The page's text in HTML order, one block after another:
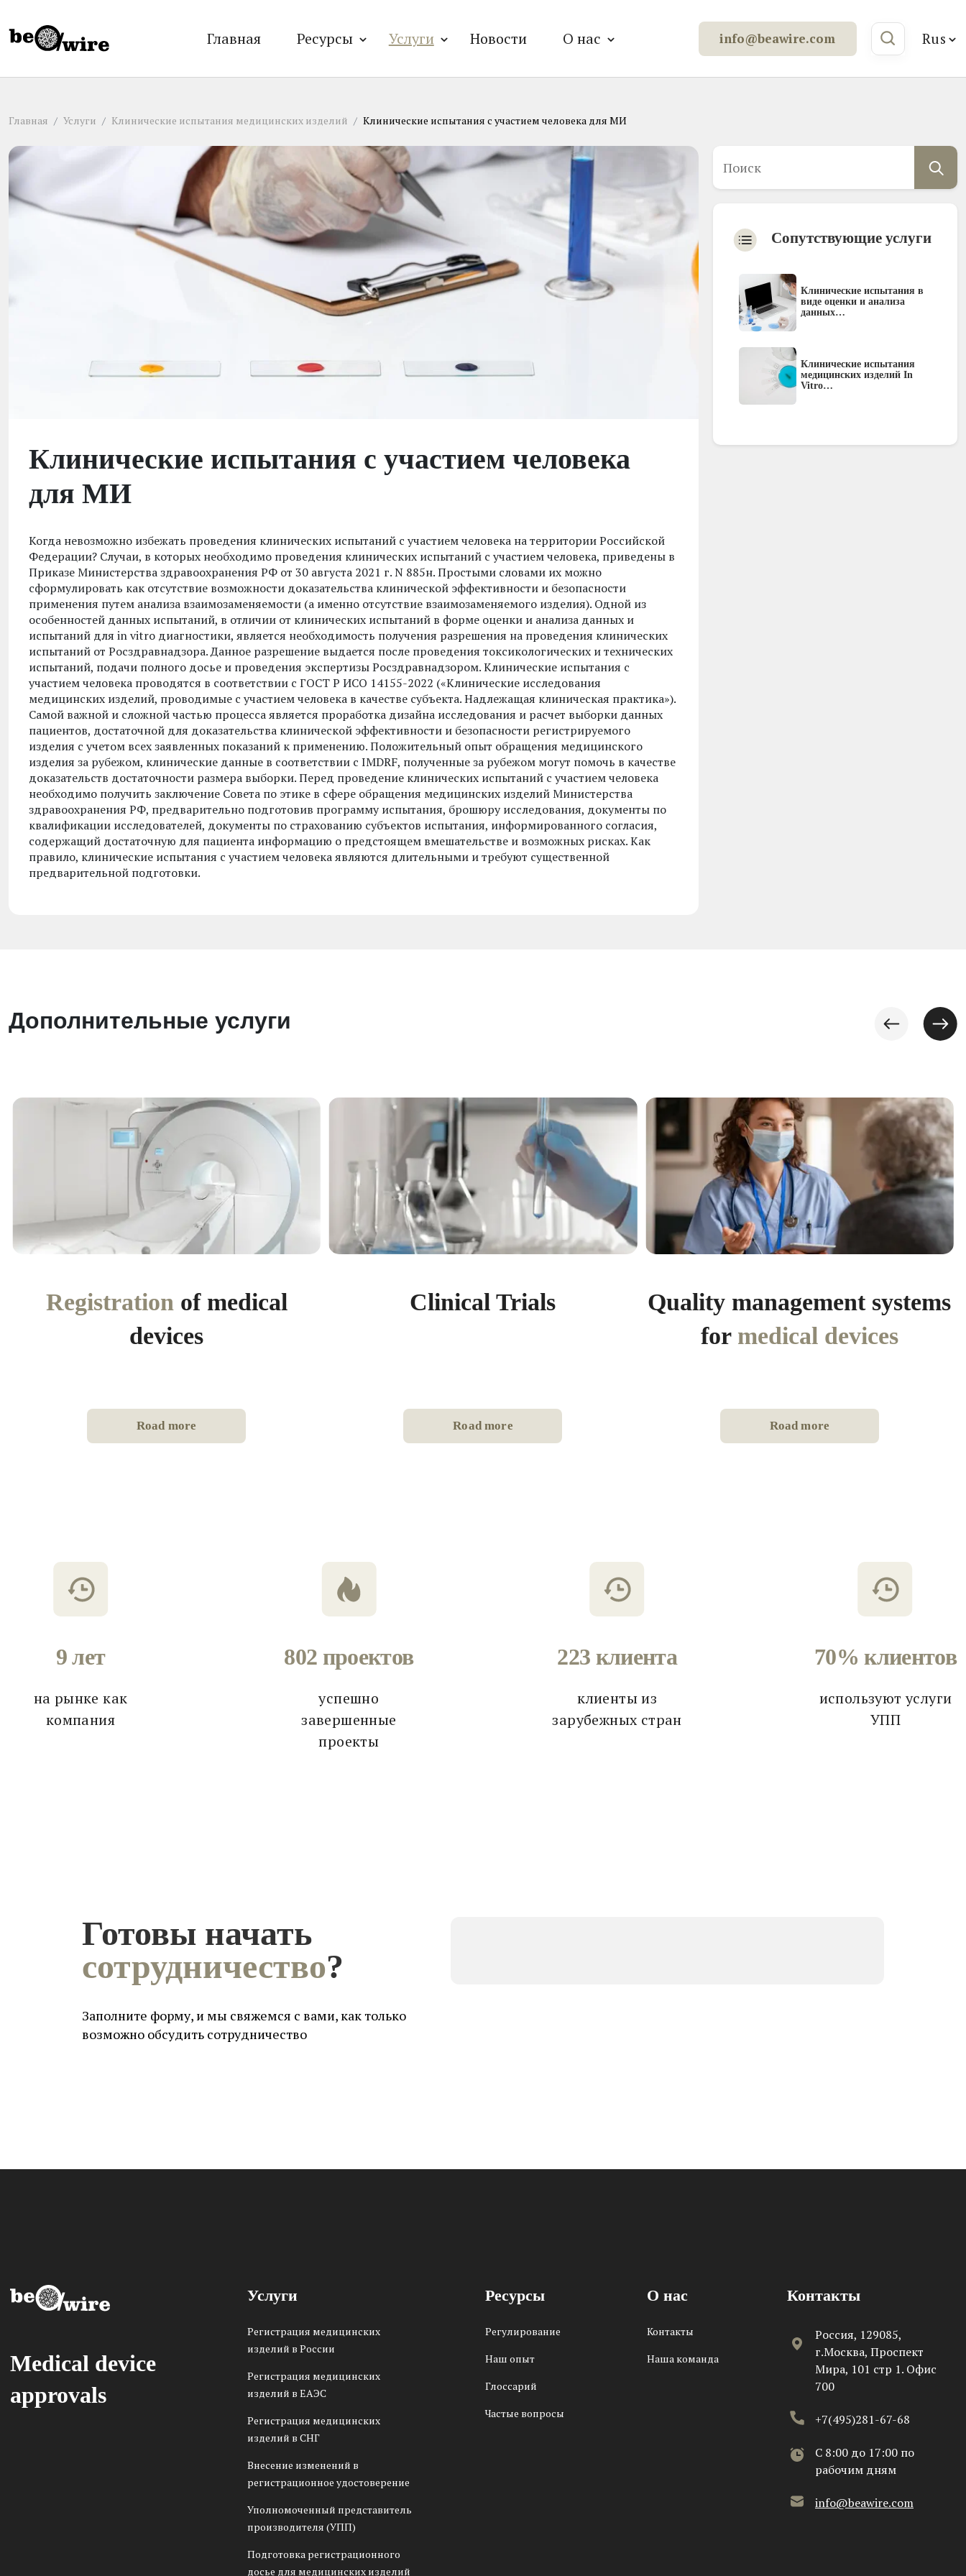
Главная Ресурсы Услуги Новости О нас info@beawire.com Rus
Главная Услуги Клинические испытания медицинских изделий Клинические испытания с участием человека для МИ
Клинические испытания с участием человека
для МИ
Когда невозможно избежать проведения клинических испытаний с участием человека на территории Российской
Федерации? Случаи, в которых необходимо проведения клинических испытаний с участием человека, приведены в
Приказе Министерства здравоохранения РФ от 30 августа 2021 г. N 885н. Простыми словами их можно
сформулировать как отсутствие возможности доказательства клинической эффективности и безопасности
применения путем анализа взаимозаменяемости (а именно отсутствие взаимозаменяемого изделия). Одной из
особенностей данных испытаний, в отличии от клинических испытаний в форме оценки и анализа данных и
испытаний для in vitro диагностики, является необходимость получения разрешения на проведения клинических
испытаний от Росздравнадзора. Данное разрешение выдается после проведения токсикологических и технических
испытаний, подачи полного досье и проведения экспертизы Росздравнадзором. Клинические испытания с
участием человека проводятся в соответствии с ГОСТ Р ИСО 14155-2022 («Клинические исследования
медицинских изделий, проводимые с участием человека в качестве субъекта. Надлежащая клиническая практика»).
Самой важной и сложной частью процесса является проработка дизайна исследования и расчет выборки данных
пациентов, достаточной для доказательства клинической эффективности и безопасности регистрируемого
изделия с учетом всех заявленных показаний к применению. Положительный опыт обращения медицинского
изделия за рубежом, клинические данные в соответствии с IMDRF, полученные за рубежом могут помочь в качестве
доказательств достаточности размера выборки. Перед проведение клинических испытаний с участием человека
необходимо получить заключение Совета по этике в сфере обращения медицинских изделий Министерства
здравоохранения РФ, предварительно подготовив программу испытания, брошюру исследования, документы по
квалификации исследователей, документы по страхованию субъектов испытания, информированного согласия,
содержащий достаточную для пациента информацию о предстоящем вмешательстве и возможных рисках. Как
правило, клинические испытания с участием человека являются длительными и требуют существенной
предварительной подготовки.
Сопутствующие услуги
Клинические испытания в
виде оценки и анализа
данных…
Клинические испытания
медицинских изделий In
Vitro…
Дополнительные услуги
Registrationof medical
devices
Road more
Clinical Trials
Road more
Quality management systems
for medical devices
Road more
9 лет
на рынке как
компания
802 проектов
успешно
завершенные
проекты
223 клиента
клиенты из
зарубежных стран
70% клиентов
используют услуги
УПП
Готовы начать
сотрудничество?
Заполните форму, и мы свяжемся с вами, как только
возможно обсудить сотрудничество
Medical device
approvals
Услуги
Регистрация медицинских
изделий в России
Регистрация медицинских
изделий в ЕАЭС
Регистрация медицинских
изделий в СНГ
Внесение изменений в
регистрационное удостоверение
Уполномоченный представитель
производителя (УПП)
Подготовка регистрационного
досье для медицинских изделий
Ресурсы
Регулирование
Наш опыт
Глоссарий
Частые вопросы
О нас
Контакты
Наша команда
Контакты
Россия, 129085,
г.Москва, Проспект
Мира, 101 стр 1. Офис
700
+7(495)281-67-68
C 8:00 до 17:00 по
рабочим дням
info@beawire.com